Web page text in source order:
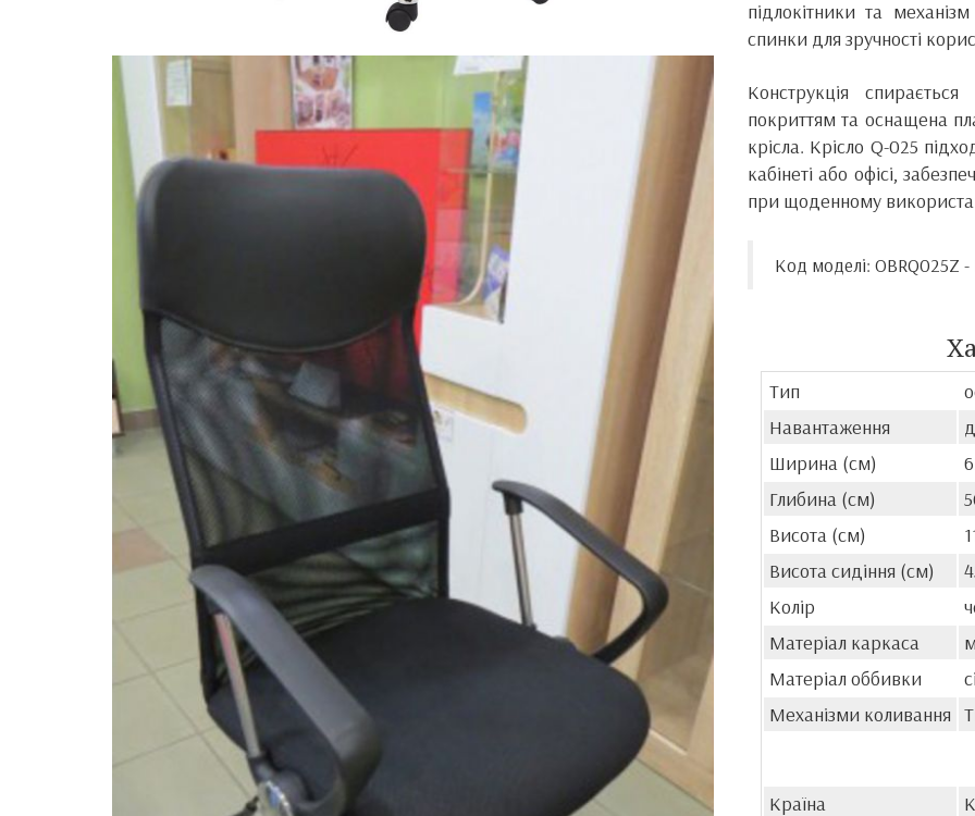
підлокітники та
спинки для зручності
Конструкція
покриттям та оснащена
крісла. Крісло Q-025
кабінеті або офісі,
при щоденному
Код моделі: OBRQ025Z -
Тип
Навантаження
Ширина (см)
Глибина (см)
Висота (см)
Висота сидіння (см)
Колір
Матеріал каркаса
Матеріал оббивки
Механізми коливання
Країна